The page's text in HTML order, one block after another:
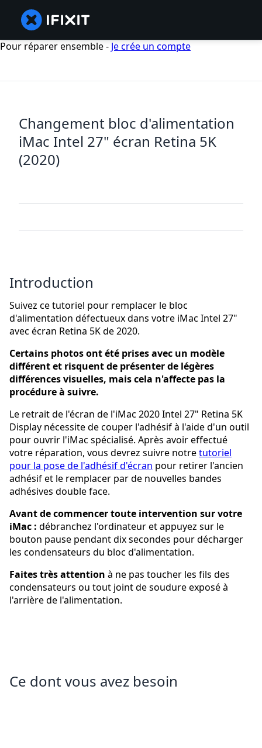
Pour réparer ensemble - Je crée un compte
Changement bloc d'alimentation
iMac Intel 27" écran Retina 5K
(2020)
Introduction
Suivez ce tutoriel pour remplacer le bloc
d'alimentation défectueux dans votre iMac Intel 27"
avec écran Retina 5K de 2020.
Certains photos ont été prises avec un modèle
différent et risquent de présenter de légères
différences visuelles, mais cela n'affecte pas la
procédure à suivre.
Le retrait de l'écran de l'iMac 2020 Intel 27" Retina 5K
Display nécessite de couper l'adhésif à l'aide d'un outil
pour ouvrir l'iMac spécialisé. Après avoir effectué
votre réparation, vous devrez suivre notretutoriel
pour la pose de l'adhésif d'écran pour retirer l'ancien
adhésif et le remplacer par de nouvelles bandes
adhésives double face.
Avant de commencer toute intervention sur votre
iMac : débranchez l'ordinateur et appuyez sur le
bouton pause pendant dix secondes pour décharger
les condensateurs du bloc d'alimentation.
Faites très attention à ne pas toucher les fils des
condensateurs ou tout joint de soudure exposé à
l'arrière de l'alimentation.
Ce dont vous avez besoin